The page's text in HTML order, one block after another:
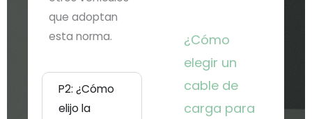
que adoptan
esta norma.
P2: ¿Cómo
elijo la
¿Cómo
elegir un
cable de
carga para